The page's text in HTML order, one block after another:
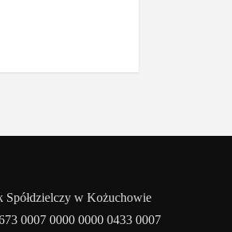
Spółdzielczy w Kożuchowie
0007 0000 0000 0433 0007